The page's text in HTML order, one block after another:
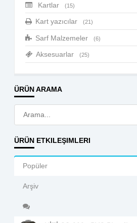
Kartlar (15)
Kart yazıcılar (21)
Sarf Malzemeler (6)
Aksesuarlar (25)
ÜRÜN ARAMA
ÜRÜN ETKILEŞIMLERI
Popüler
Arşiv